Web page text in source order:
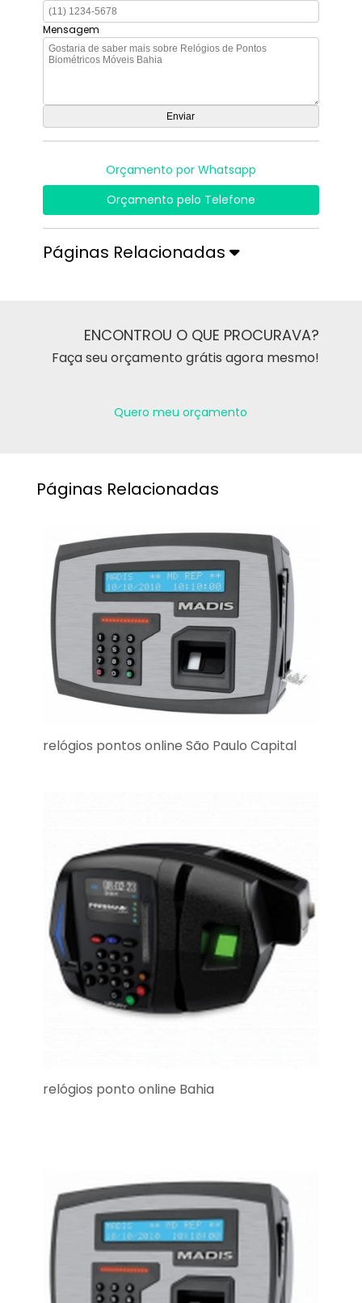
Mensagem
Orçamento por Whatsapp
Orçamento pelo Telefone
Páginas Relacionadas
ENCONTROU O QUE PROCURAVA?
Faça seu orçamento grátis agora mesmo!
Quero meu orçamento
Páginas Relacionadas
relógios pontos online São Paulo Capital
relógios ponto online Bahia